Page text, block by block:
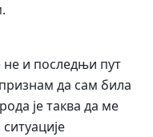
и последњи пут
да сам била
је таква да ме